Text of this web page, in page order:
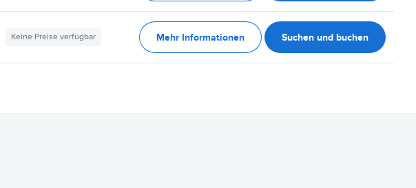
Keine Preise verfügbar Mehr Informationen Suchen und buchen